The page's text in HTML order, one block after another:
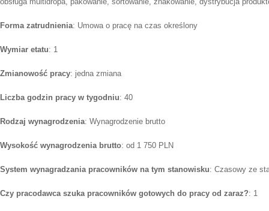
Forma zatrudnienia: Umowa o pracę na czas określony
Wymiar etatu: 1
Zmianowość pracy: jedna zmiana
Liczba godzin pracy w tygodniu: 40
Rodzaj wynagrodzenia: Wynagrodzenie brutto
Wysokość wynagrodzenia brutto: od 1 750 PLN
System wynagradzania pracowników na tym stanowisku: Czasowy ze
Czy pracodawca szuka pracowników gotowych do pracy od zaraz?: 1